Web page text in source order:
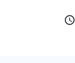
access_time